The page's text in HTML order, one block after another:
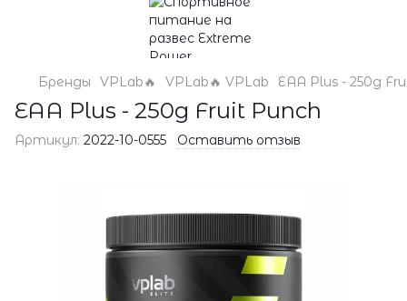
Бренды VPLab🔥 VPLab🔥 VPLab EAA Plus - 250g
EAA Plus - 250g Fruit Punch
Артикул: 2022-10-0555 Оставить отзыв